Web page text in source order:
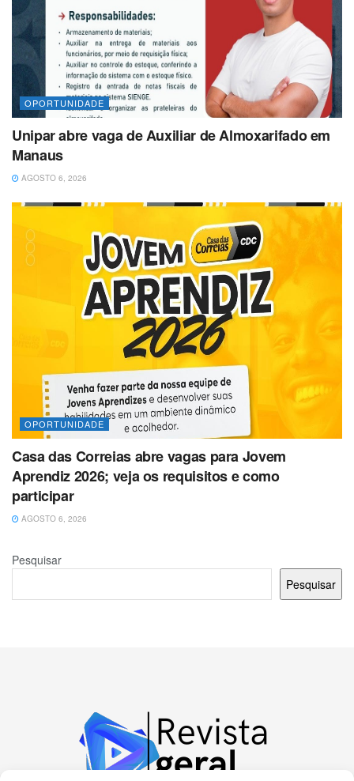
OPORTUNIDADE
Unipar abre vaga de Auxiliar de Almoxarifado em
Manaus
AGOSTO 6, 2026
OPORTUNIDADE
Casa das Correias abre vagas para Jovem
Aprendiz 2026; veja os requisitos e como
participar
AGOSTO 6, 2026
Pesquisar
Pesquisar